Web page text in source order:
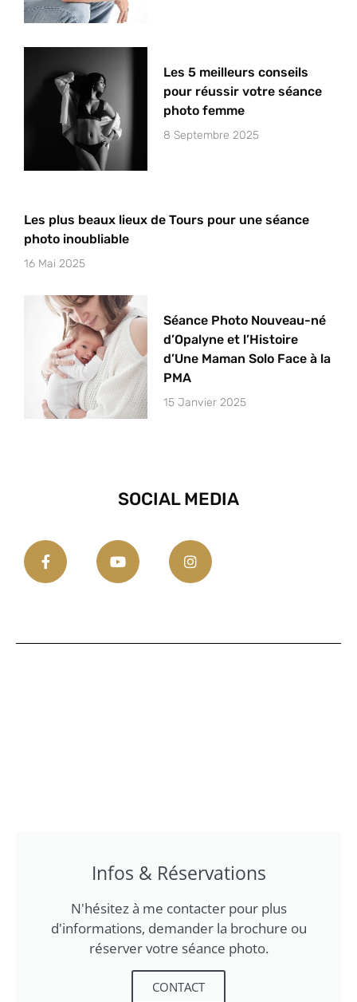
Les 5 meilleurs conseils
pour réussir votre séance
photo femme
8 Septembre 2025
Les plus beaux lieux de Tours pour une séance
photo inoubliable
16 Mai 2025
Séance Photo Nouveau-né
d’Opalyne et l’Histoire
d’Une Maman Solo Face à la
PMA
15 Janvier 2025
SOCIAL MEDIA
Infos & Réservations
N'hésitez à me contacter pour plus
d'informations, demander la brochure ou
réserver votre séance photo.
CONTACT